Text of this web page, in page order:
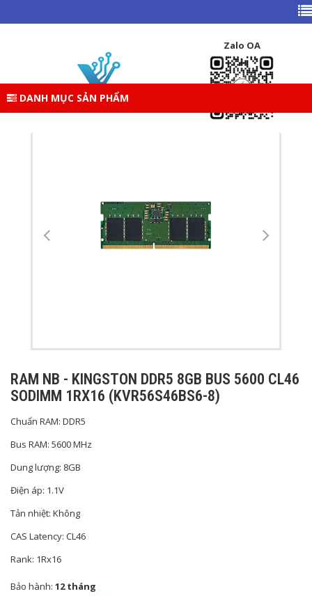
Zalo OA
DANH MỤC SẢN PHẨM
TRANG CHỦ DANH MỤC SẢN PHẨM
LINH KIỆN DESKTOP
RAM NB - KINGSTON DDR5 8GB BUS 5600 CL46 SODIMM
1RX16 (KVR56S46BS6-8)
RAM NB - KINGSTON DDR5 8GB BUS 5600 CL46
SODIMM 1RX16 (KVR56S46BS6-8)
Chuẩn RAM: DDR5
Bus RAM: 5600 MHz
Dung lượng: 8GB
Điện áp: 1.1V
Tản nhiệt: Không
CAS Latency: CL46
Rank: 1Rx16
Bảo hành: 12 tháng